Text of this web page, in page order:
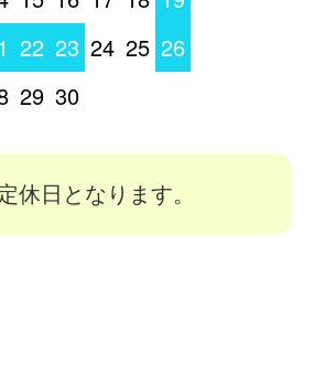
22 23 24 25 26
29 30
休日となります。